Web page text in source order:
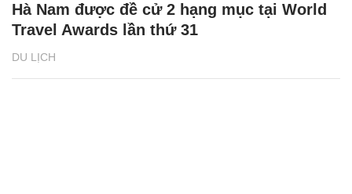
DU LỊCH
Hà Nam được đề cử 2 hạng mục tại World
Travel Awards lần thứ 31